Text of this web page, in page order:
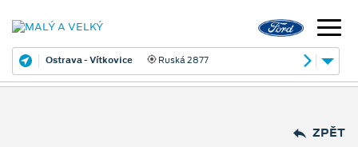
Ostrava - Vítkovice Ruská 2877
ZPĚT